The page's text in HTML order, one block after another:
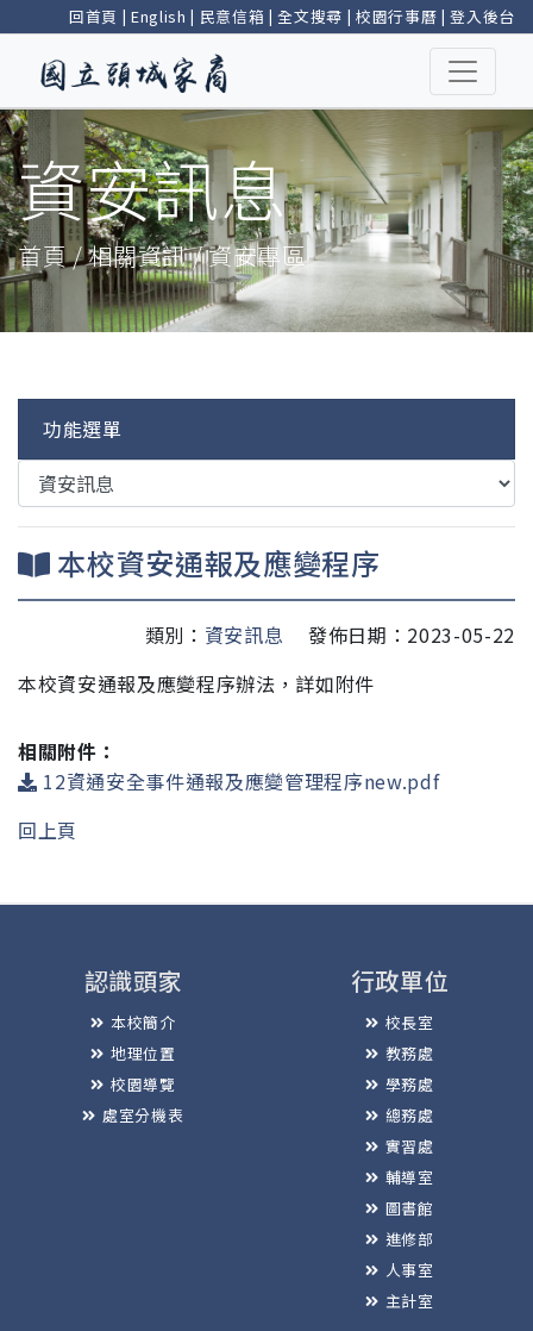
回首頁 | English | 民意信箱 |全文搜尋 | 校園行事曆 |登入後台
資安訊息
首頁 / 相關資訊 / 資安專區
功能選單
本校資安通報及應變程序
類別： 資安訊息
發佈日期：2023-05-22
本校資安通報及應變程序辦法，詳如附件
相關附件：
12資通安全事件通報及應變管理程序new.pdf
回上頁
認識頭家
本校簡介
地理位置
校園導覽
處室分機表
行政單位
校長室
教務處
學務處
總務處
實習處
輔導室
圖書館
進修部
人事室
主計室